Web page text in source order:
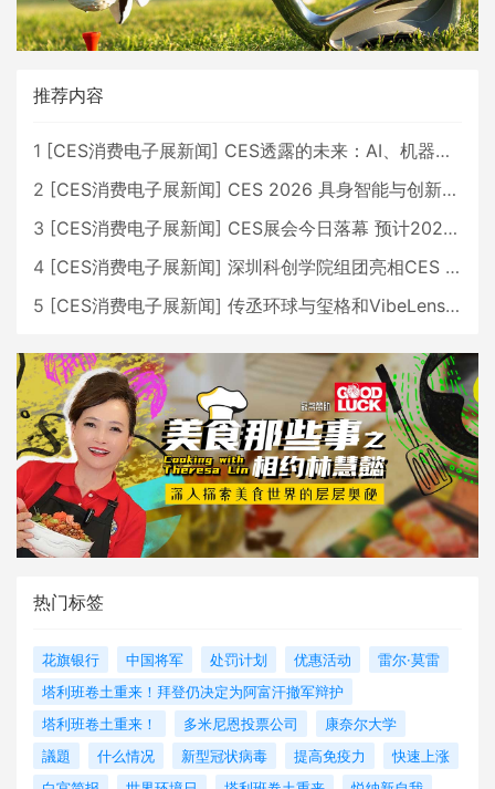
推荐内容
1 [CES消费电子展新闻] CES透露的未来：AI、机器人与智能生活大爆发
2 [CES消费电子展新闻] CES 2026 具身智能与创新领域 中国公司大放异彩
3 [CES消费电子展新闻] CES展会今日落幕 预计2026行业收入将超五千亿美元
4 [CES消费电子展新闻] 深圳科创学院组团亮相CES 广受好评
5 [CES消费电子展新闻] 传丞环球与玺格和VibeLens共同推出全新耳机
热门标签
花旗银行 中国将军 处罚计划 优惠活动
雷尔·莫雷
塔利班卷土重来！拜登仍决定为阿富汗撤军辩护
塔利班卷土重来！
多米尼恩投票公司
康奈尔大学
議題
什么情况 新型冠状病毒 提高免疫力
快速上涨